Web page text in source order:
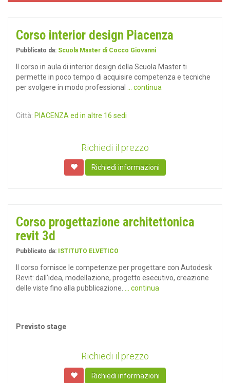
Corso interior design Piacenza
Pubblicato da: Scuola Master di Cocco Giovanni
Il corso in aula di interior design della Scuola Master ti
permette in poco tempo di acquisire competenza e tecniche
per svolgere in modo professional
... continua
Città: PIACENZA ed in altre 16 sedi
Richiedi il prezzo
Richiedi informazioni
Corso progettazione architettonica
revit 3d
Pubblicato da: ISTITUTO ELVETICO
Il corso fornisce le competenze per progettare con Autodesk
Revit: dall'idea, modellazione, progetto esecutivo, creazione
delle viste fino alla pubblicazione.
... continua
Previsto stage
Richiedi il prezzo
Richiedi informazioni